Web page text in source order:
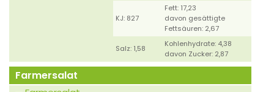
KJ: 827
Fett: 17,23
davon gesättigte
Fettsäuren: 2,67
Salz: 1,58
Kohlenhydrate: 4,38
davon Zucker: 2,87
Farmersalat